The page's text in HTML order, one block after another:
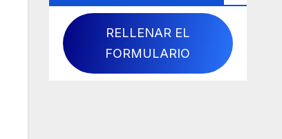
RELLENAR EL
FORMULARIO